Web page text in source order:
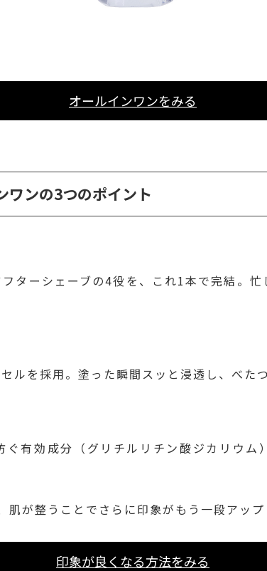
オールインワンをみる
ワンの3つのポイント
ターシェーブの4役を、これ1本で完結。
ルを採用。塗った瞬間スッと浸透し、べた
ぐ有効成分（グリチルリチン酸ジカリウム
肌が整うことでさらに印象がもう一段アップ
印象が良くなる方法をみる